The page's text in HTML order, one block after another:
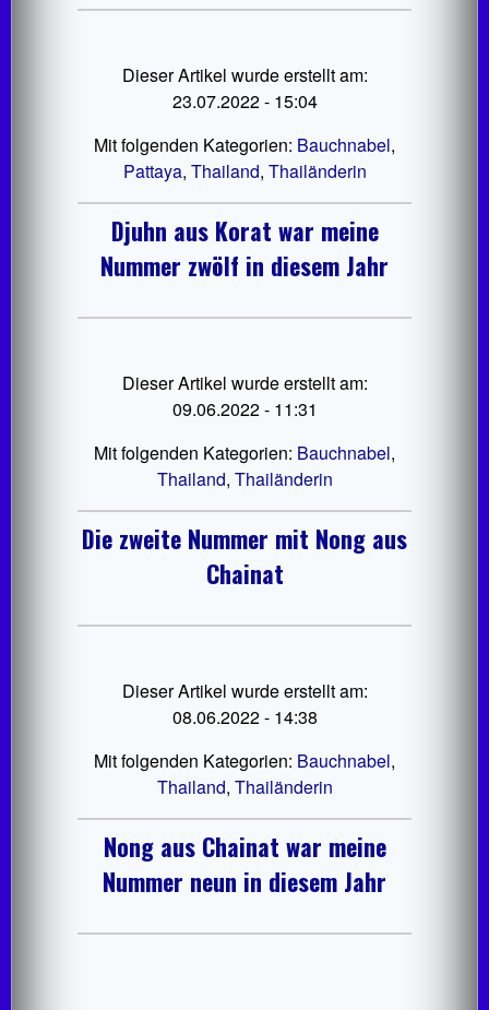
Dieser Artikel wurde erstellt am:
23.07.2022 - 15:04
Mit folgenden Kategorien: Bauchnabel,
Pattaya, Thailand, Thailänderin
Djuhn aus Korat war meine
Nummer zwölf in diesem Jahr
Dieser Artikel wurde erstellt am:
09.06.2022 - 11:31
Mit folgenden Kategorien: Bauchnabel,
Thailand, Thailänderin
Die zweite Nummer mit Nong aus
Chainat
Dieser Artikel wurde erstellt am:
08.06.2022 - 14:38
Mit folgenden Kategorien: Bauchnabel,
Thailand, Thailänderin
Nong aus Chainat war meine
Nummer neun in diesem Jahr